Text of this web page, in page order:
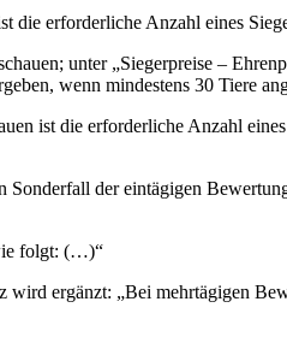
erforderliche Anzahl eines
unter „Siegerpreise –
wenn mindestens 30 Tiere
ist die erforderliche Anzahl
der eintägigen
folgt: (…)“
ergänzt: „Bei mehrtägigen